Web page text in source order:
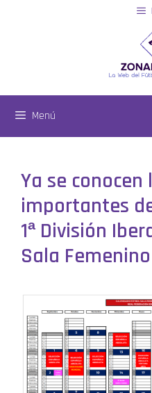
Menú
Ya se conocen
importantes
1ª División
Sala Femenino